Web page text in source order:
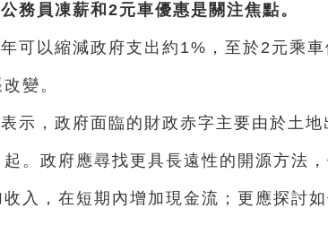
務員凍薪和 2元車優惠是關注焦點。
可以縮減政府支出約1%，至於2元乘
變。
示，政府面臨的財政赤字主要由於土
起。政府應尋找更具長遠性的開源方法
入，在短期內增加現金流；更應探討